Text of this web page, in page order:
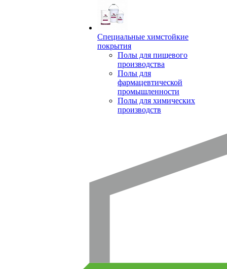
Специальные химстойкие
покрытия
Полы для пищевого
производства
Полы для
фармацевтической
промышленности
Полы для химических
производств